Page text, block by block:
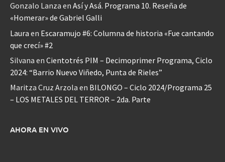
Gonzalo Lanza en Así y Asá. Programa 10. Reseña de
«Homerar» de Gabriel Galli
Laura en Escaramujo #6: Columna de historia «Fue cantando
que crecí» #2
Silvana en Cientotrés PIM – Decimoprimer Programa, Ciclo
2024: “Barrio Nuevo Viñedo, Punta de Rieles”
Maritza Cruz Arzola en BILONGO – Ciclo 2024/Programa 25
– LOS METALES DEL TERROR – 2da. Parte
AHORA EN VIVO